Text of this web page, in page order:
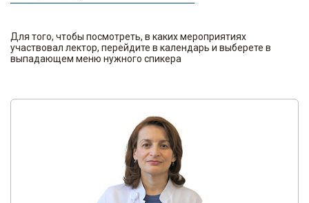
Для того, чтобы посмотреть, в каких мероприятиях
участвовал лектор, перейдите в календарь и выберете в
выпадающем меню нужного спикера